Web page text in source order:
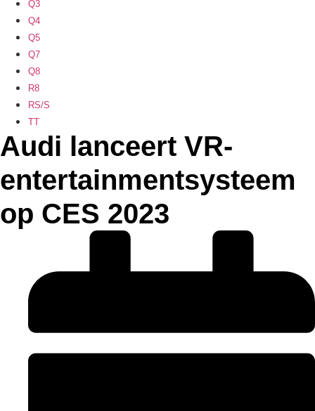
Q3
Q4
Q5
Q7
Q8
R8
RS/S
TT
Audi lanceert VR-
entertainmentsysteem
op CES 2023